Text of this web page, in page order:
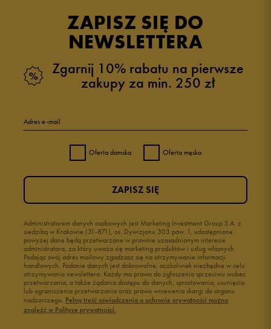
ZAPISZ SIĘ DO
NEWSLETTERA
Zgarnij 10% rabatu na pierwsze
zakupy za min. 250 zł
Adres e-mail
Oferta damska Oferta męska
Administratorem danych osobowych jest Marketing Investment Group S.A. z
siedzibą w Krakowie (31-871), os. Dywizjonu 303 paw. 1, udostępnione
powyżej dane będą przetwarzane w prawnie uzasadnionym interesie
administratora, za który uważa się marketing produktów i usług własnych.
Podając swój adres mailowy zgadzasz się na otrzymywanie informacji
handlowych. Podanie danych jest dobrowolne, aczkolwiek niezbędne w celu
otrzymywania newslettera. Każdy ma prawo do zgłoszenia sprzeciwu wobec
przetwarzania, a także żądania dostępu do danych, sprostowania, usunięcia
lub ograniczenia przetwarzania oraz prawo wniesienia skargi do organu
nadzorczego. Pełną treść oświadczenia o ochronie prywatności można
znaleźć w Polityce prywatności.
ZAPISZ SIĘ